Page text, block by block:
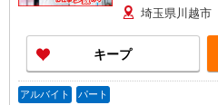
埼玉県川越市
キープ
アルバイト パート